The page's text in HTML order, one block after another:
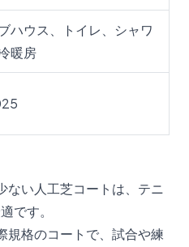
ハウス、トイレ、シャワ
暖房
ない人工芝コートは、テニ
です。
規格のコートで、試合や練